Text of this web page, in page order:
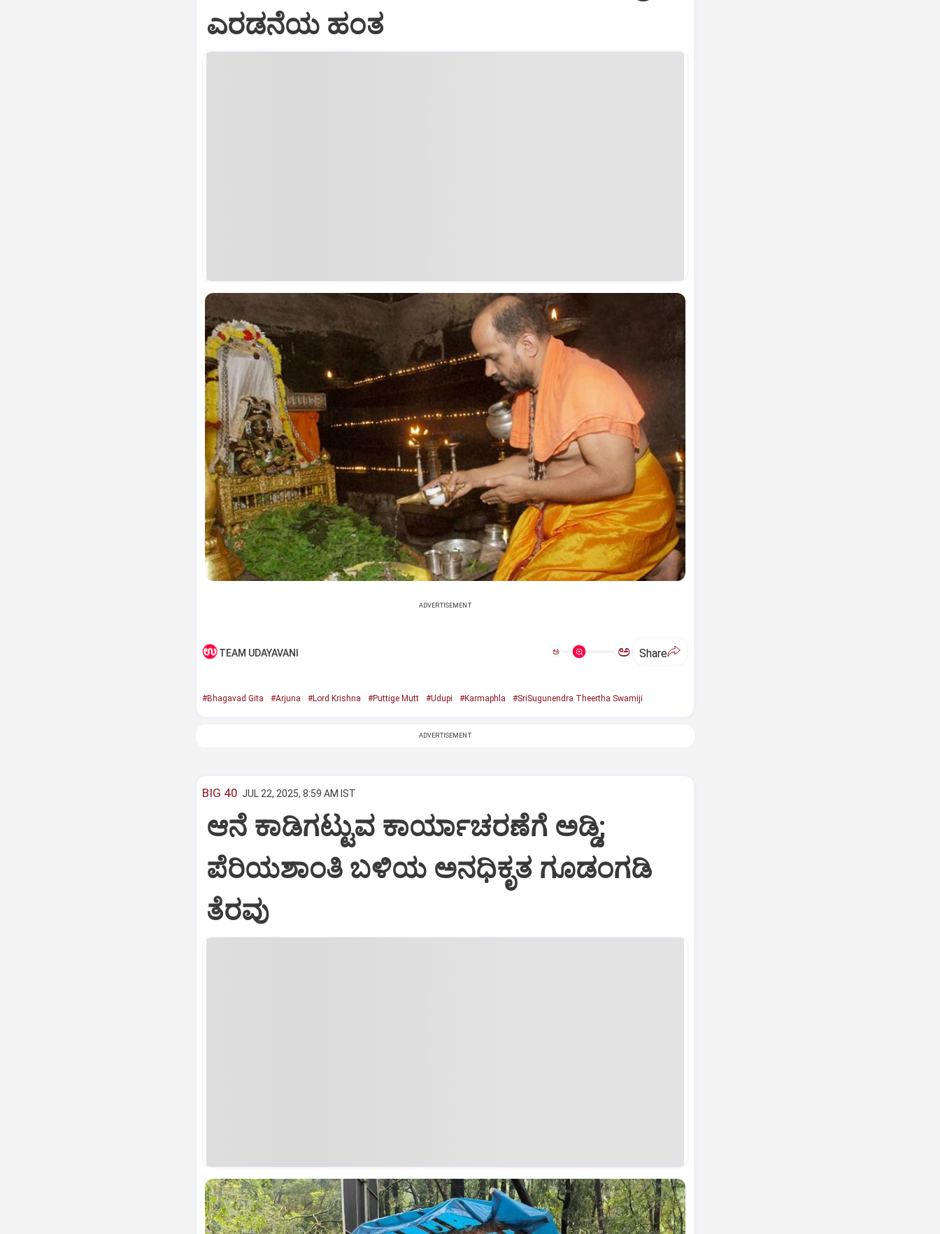
ಎರಡನೆಯ ಹಂತ
ADVERTISEMENT
TEAM UDAYAVANI ಅ ಅ Share
#Bhagavad Gita #Arjuna #Lord Krishna #Puttige Mutt #Udupi #Karmaphla #SriSugunendra Theertha Swamiji
ADVERTISEMENT
BIG 40 JUL 22, 2025, 8:59 AM IST
ಆನೆ ಕಾಡಿಗಟ್ಟುವ ಕಾರ್ಯಾಚರಣೆಗೆ ಅಡ್ಡಿ;
ಪೆರಿಯಶಾಂತಿ ಬಳಿಯ ಅನಧಿಕೃತ ಗೂಡಂಗಡಿ
ತೆರವು